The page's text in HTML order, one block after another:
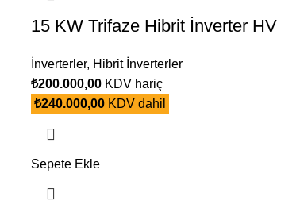
15 KW Trifaze Hibrit İnverter HV
İnverterler, Hibrit İnverterler
₺200.000,00KDV hariç
₺240.000,00KDV dahil
Sepete Ekle